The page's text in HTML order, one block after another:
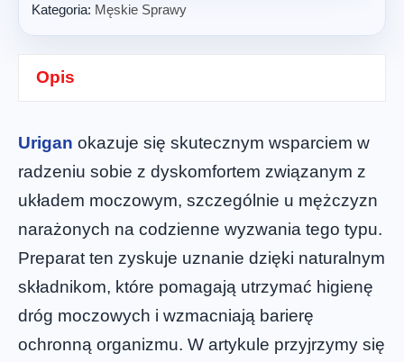
Kategoria: Męskie Sprawy
Opis
Urigan okazuje się skutecznym wsparciem w
radzeniu sobie z dyskomfortem związanym z
układem moczowym, szczególnie u mężczyzn
narażonych na codzienne wyzwania tego typu.
Preparat ten zyskuje uznanie dzięki naturalnym
składnikom, które pomagają utrzymać higienę
dróg moczowych i wzmacniają barierę
ochronną organizmu. W artykule przyjrzymy się